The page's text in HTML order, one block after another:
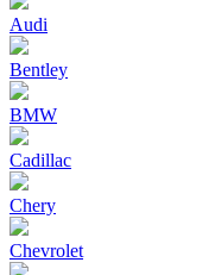
Audi
Bentley
BMW
Cadillac
Chery
Chevrolet